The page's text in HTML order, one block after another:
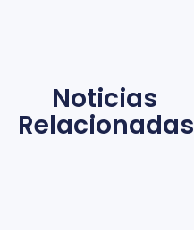
Noticias
Relacionadas